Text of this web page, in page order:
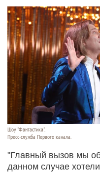
Шоу "Фантастика".
Пресс-служба Первого канала.
"Главный вызов мы
данном случае